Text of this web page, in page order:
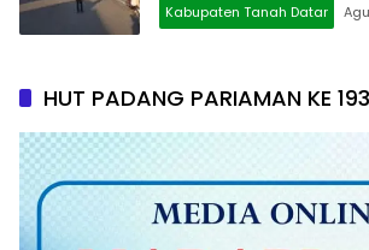
Kabupaten Tanah Datar
HUT PADANG PARIAMAN KE 193